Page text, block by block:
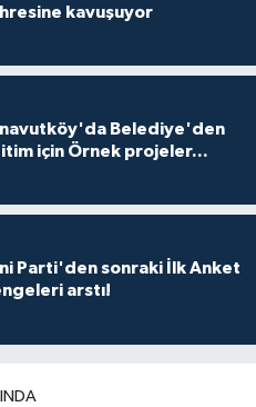
kavuşuyor
Belediye'den
için Örnek projeler...
Parti'den sonraki İlk Anket
arstı!